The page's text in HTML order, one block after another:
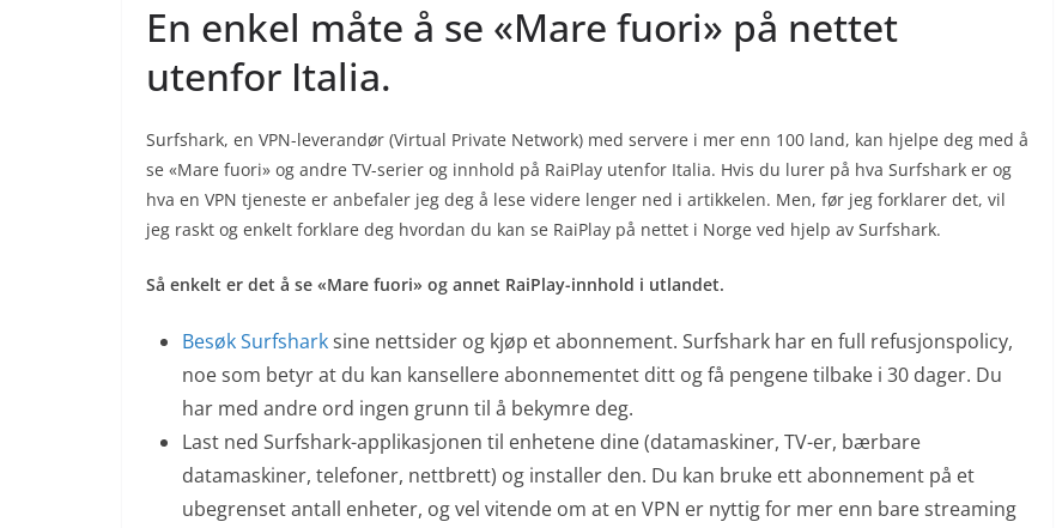
En enkel måte å se «Mare fuori» på nettet
utenfor Italia.
Surfshark, en VPN-leverandør (Virtual Private Network) med servere i mer enn 100 land, kan hjelpe deg med å
se «Mare fuori» og andre TV-serier og innhold på RaiPlay utenfor Italia. Hvis du lurer på hva Surfshark er og
hva en VPN tjeneste er anbefaler jeg deg å lese videre lenger ned i artikkelen. Men, før jeg forklarer det, vil
jeg raskt og enkelt forklare deg hvordan du kan se RaiPlay på nettet i Norge ved hjelp av Surfshark.
Så enkelt er det å se «Mare fuori» og annet RaiPlay-innhold i utlandet.
Besøk Surfsharksine nettsider og kjøp et abonnement. Surfshark har en full refusjonspolicy,
noe som betyr at du kan kansellere abonnementet ditt og få pengene tilbake i 30 dager. Du
har med andre ord ingen grunn til å bekymre deg.
Last ned Surfshark-applikasjonen til enhetene dine (datamaskiner, TV-er, bærbare
datamaskiner, telefoner, nettbrett) og installer den. Du kan bruke ett abonnement på et
ubegrenset antall enheter, og vel vitende om at en VPN er nyttig for mer enn bare streaming